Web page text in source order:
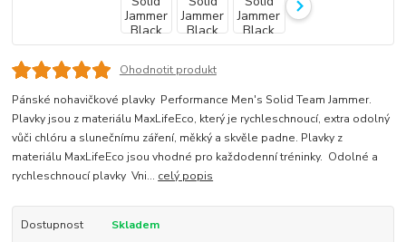
Ohodnotit produkt
Pánské nohavičkové plavky Performance Men's Solid Team Jammer.
Plavky jsou z materiálu MaxLifeEco, který je rychleschnoucí, extra odolný
vůči chlóru a slunečnímu záření, měkký a skvěle padne. Plavky z
materiálu MaxLifeEco jsou vhodné pro každodenní tréninky. Odolné a
rychleschnoucí plavky Vni... celý popis
Dostupnost
Skladem